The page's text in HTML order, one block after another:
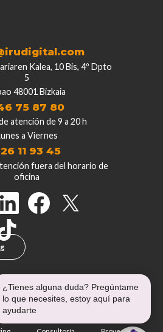
Kalea, 10 Bis, 4º Dpto
5
48001 Bizkaia
75 87 80
atención de 9 a 20 h
a Viernes
11 93 45
fuera del horario de
oficina
¿Tienes alguna duda? Pregúntame
lo que necesites, estoy aquí para
ayudarte